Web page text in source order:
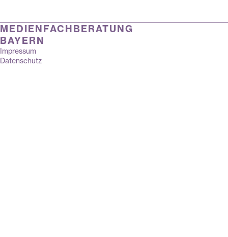
MEDIENFACHBERATUNG
BAYERN
Impressum
Datenschutz